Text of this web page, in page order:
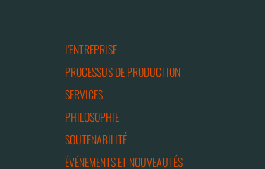
L'ENTREPRISE
PROCESSUS DE PRODUCTION
SERVICES
PHILOSOPHIE
SOUTENABILITÉ
ÉVÉNEMENTS ET NOUVEAUTÉS